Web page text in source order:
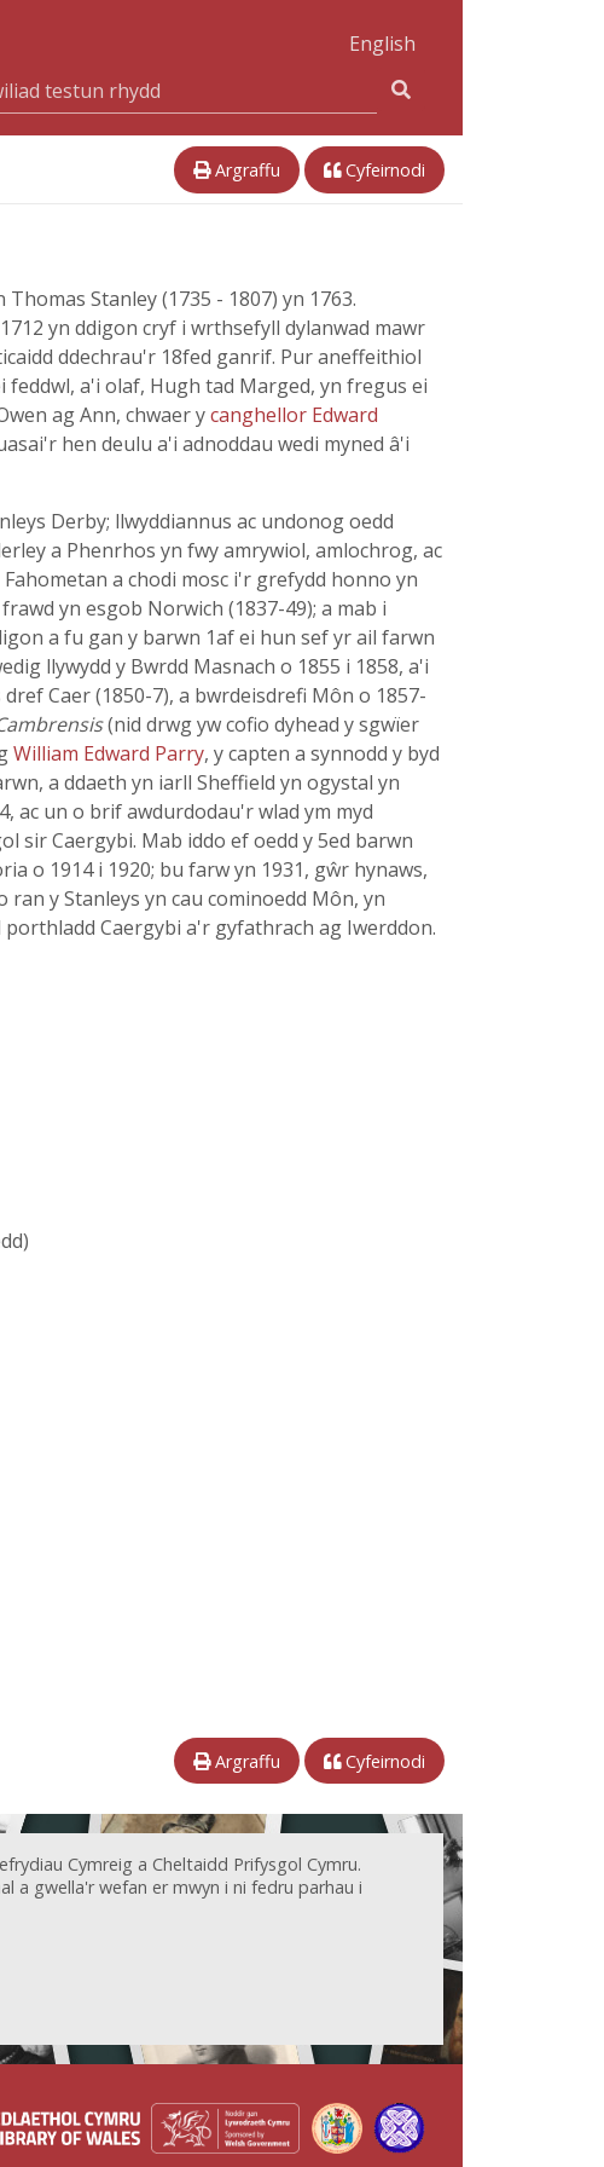
English
Argraffu Cyfeirnodi
Stanley (1735 - 1807) yn 1763.
yn ddigon cryf i wrthsefyll dylanwad mawr
ddechrau'r 18fed ganrif. Pur aneffeithiol
a'i olaf, Hugh tad Marged, yn fregus ei
ag Ann, chwaer ycanghellor Edward
hen deulu a'i adnoddau wedi myned â'i
Derby; llwyddiannus ac undonog oedd
a Phenrhos yn fwy amrywiol, amlochrog, ac
a chodi mosc i'r grefydd honno yn
yn esgob Norwich (1837-49); a mab i
a fu gan y barwn 1af ei hun sef yr ail farwn
llywydd y Bwrdd Masnach o 1855 i 1858, a'i
Caer (1850-7), a bwrdeisdrefi Môn o 1857-
(nid drwg yw cofio dyhead y sgwïer
William Edward Parry, y capten a synnodd y byd
a ddaeth yn iarll Sheffield yn ogystal yn
ac un o brif awdurdodau'r wlad ym myd
sir Caergybi. Mab iddo ef oedd y 5ed barwn
o 1914 i 1920; bu farw yn 1931, gŵr hynaws,
y Stanleys yn cau cominoedd Môn, yn
Caergybi a'r gyfathrach ag Iwerddon.
Argraffu Cyfeirnodi
Cymreig a Cheltaidd Prifysgol Cymru.
a gwella'r wefan er mwyn i ni fedru parhau i